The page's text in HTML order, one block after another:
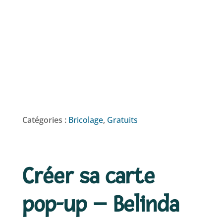
Catégories : Bricolage, Gratuits
Créer sa carte
pop-up – Belinda